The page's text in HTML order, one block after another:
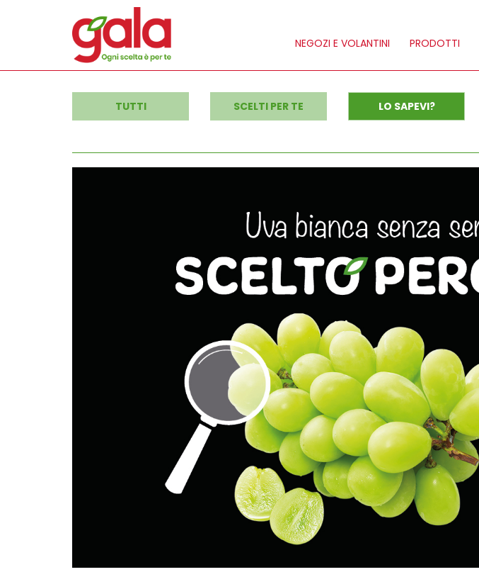
NEGOZI E VOLANTINI PRODOTTI
TUTTI SCELTI PER TE LO SAPEVI?